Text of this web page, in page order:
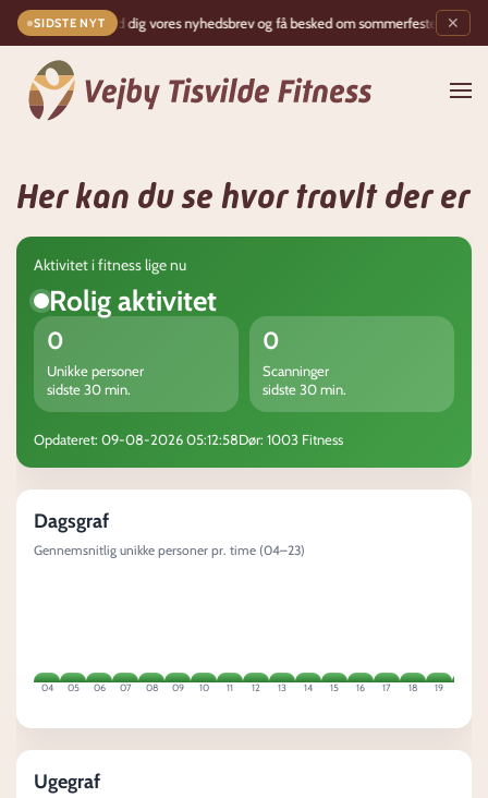
SIDSTE NYTTilmeld dig vores nyhedsbrev og få besked om sommerfesten! ✕
Gå til hovedindhold
Her kan du se hvor travlt der er
Aktivitet i fitness lige nu
Rolig aktivitet
0
Unikke personer
sidste 30 min.
0
Scanninger
sidste 30 min.
Opdateret: 09-08-2026 05:12:58Dør: 1003 Fitness
Dagsgraf
Gennemsnitlig unikke personer pr. time (04–23)
04 05 06 07 08 09 10 11 12 13 14 15 16 17 18 19
Ugegraf